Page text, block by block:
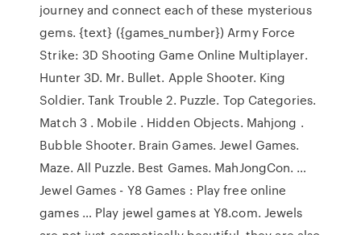
journey and connect each of these mysterious
gems. {text} ({games_number}) Army Force
Strike: 3D Shooting Game Online Multiplayer.
Hunter 3D. Mr. Bullet. Apple Shooter. King
Soldier. Tank Trouble 2. Puzzle. Top Categories.
Match 3 . Mobile . Hidden Objects. Mahjong .
Bubble Shooter. Brain Games. Jewel Games.
Maze. All Puzzle. Best Games. MahJongCon. …
Jewel Games - Y8 Games : Play free online
games … Play jewel games at Y8.com. Jewels